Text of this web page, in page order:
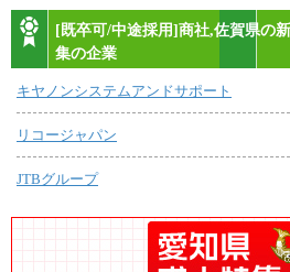
[既卒可/中途採用]商社,佐賀県の
集の企業
キヤノンシステムアンドサポート
リコージャパン
JTBグループ